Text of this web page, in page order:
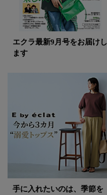
エクラ最新9月号をお届けし
ます
手に入れたいのは、季節を